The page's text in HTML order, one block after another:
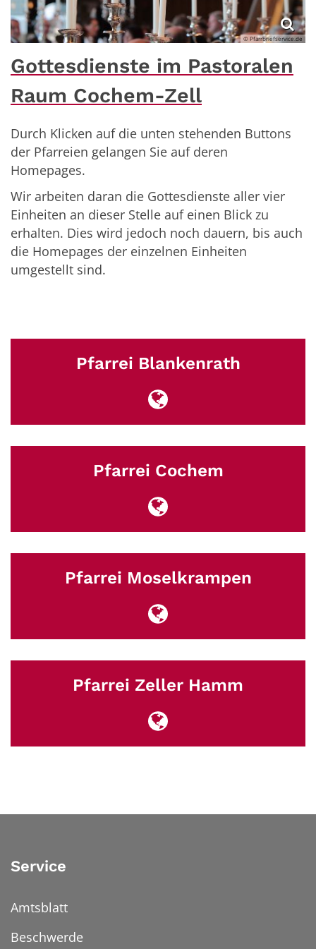
© Pfarrbriefservice.de
Gottesdienste im Pastoralen
Raum Cochem-Zell
Durch Klicken auf die unten stehenden Buttons
der Pfarreien gelangen Sie auf deren
Homepages.
Wir arbeiten daran die Gottesdienste aller vier
Einheiten an dieser Stelle auf einen Blick zu
erhalten. Dies wird jedoch noch dauern, bis auch
die Homepages der einzelnen Einheiten
umgestellt sind.
Pfarrei Blankenrath
Pfarrei Cochem
Pfarrei Moselkrampen
Pfarrei Zeller Hamm
Service
Amtsblatt
Beschwerde